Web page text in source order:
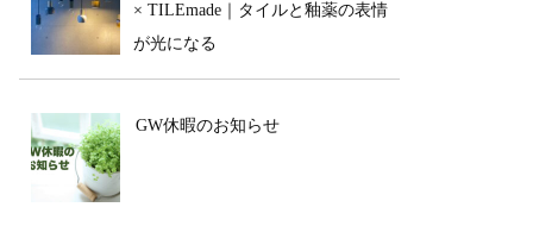
× TILEmade｜タイルと釉薬の表情
が光になる
GW休暇のお知らせ